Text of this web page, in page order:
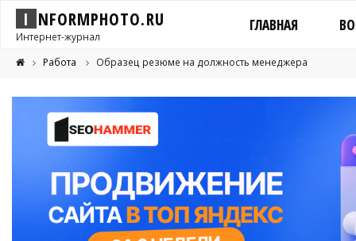
I NFORMPHOTO.RU
Интернет-журнал
ГЛАВНАЯ
Работа Образец резюме на должность менеджера